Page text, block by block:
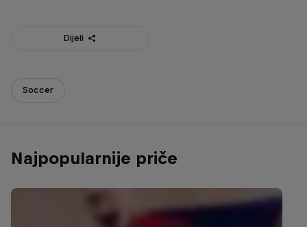
Dijeli
Soccer
Najpopularnije priče